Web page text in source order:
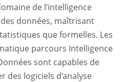
de l’intelligence
données, maîtrisant
que formelles. Les
parcours Intelligence
sont capables de
des logiciels d’analyse